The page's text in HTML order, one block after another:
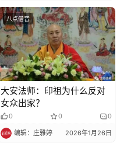
八点僧音
大安法师：印祖为什么反对
女众出家？
0 0 0
编辑：庄雅婷 2026年1月26日